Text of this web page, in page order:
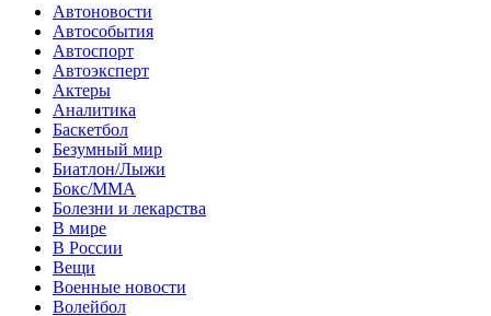
Автоновости
Автособытия
Автоспорт
Автоэксперт
Актеры
Аналитика
Баскетбол
Безумный мир
Биатлон/Лыжи
Бокс/MMA
Болезни и лекарства
В мире
В России
Вещи
Военные новости
Волейбол